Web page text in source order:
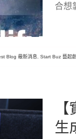
合想
Blog 最新消息 Start Buz 藝起
握！AI
生